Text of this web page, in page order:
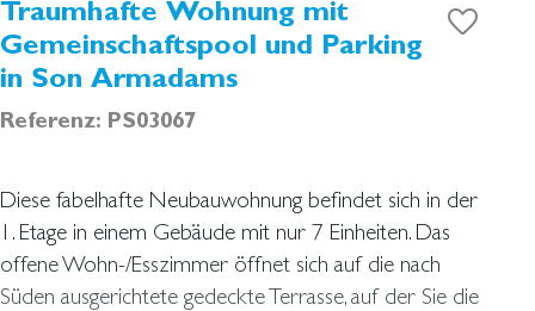
Traumhafte Wohnung mit
Gemeinschaftspool und Parking
in Son Armadams
Referenz: PS03067
Diese fabelhafte Neubauwohnung befindet sich in der
1. Etage in einem Gebäude mit nur 7 Einheiten. Das
offene Wohn-/Esszimmer öffnet sich auf die nach
Süden ausgerichtete gedeckte Terrasse, auf der Sie die